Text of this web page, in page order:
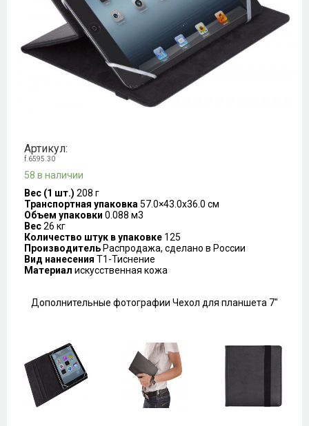
Артикул:
f.6595.30
58 в наличии
Вес (1 шт.) 208 г
Транспортная упаковка 57.0×43.0x36.0 см
Объем упаковки 0.088 м3
Вес26 кг
Количество штук в упаковке 125
Производитель Распродажа, сделано в России
Вид нанесения T1-Тиснение
Материал искусственная кожа
Дополнительные фотографии Чехол для планшета 7″